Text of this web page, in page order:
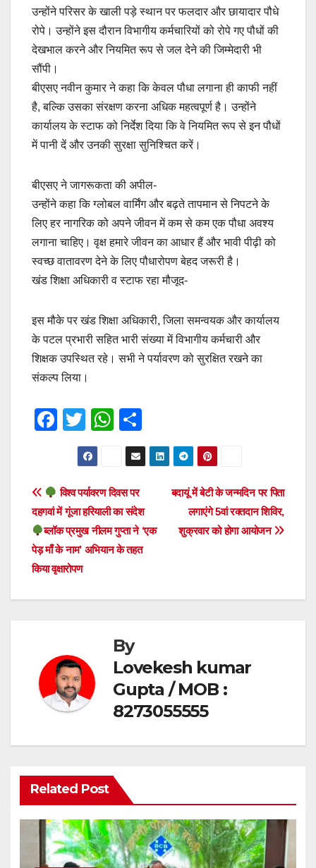
उन्होंने परिसर के खाली पड़े स्थान पर फलदार और छायादार पौधे
रोपे। उन्होंने इस दौरान विभागीय कर्मचारियों को रोपे गए पौधों की
देखभाल करने और नियमित रूप से जल देने की जिम्मेदारी भी
सौंपी।
बीएसए नवीन कुमार ने कहा कि केवल पौधा लगाना ही काफी नहीं
है, बल्कि उसका संरक्षण करना अधिक महत्वपूर्ण है। उन्होंने
कार्यालय के स्टाफ को निर्देश दिया कि वे नियमित रूप से इन पौधों
में पानी दें और उनकी सुरक्षा सुनिश्चित करें।
बीएसए ने जागरूकता की अपील-
उन्होंने कहा कि ग्लोबल वार्मिंग और बढ़ते तापमान से निपटने के
लिए हर नागरिक को अपने जीवन में कम से कम एक पौधा अवश्य
लगाना चाहिए। वृक्ष हमारे जीवन का आधार हैं और भावी पीढ़ी को
स्वच्छ वातावरण देने के लिए पौधारोपण बेहद जरूरी है।
खंड शिक्षा अधिकारी व स्टाफ रहा मौजूद-
इस मौके पर खंड शिक्षा अधिकारी, जिला समन्वयक और कार्यालय
के पटल प्रभारी सहित भारी संख्या में विभागीय कर्मचारी और
शिक्षक उपस्थित रहे। सभी ने पर्यावरण को सुरक्षित रखने का
संकल्प लिया।
F
e
b
o
o
k
T
wi
tt
er
W
h
at
s
A
p
p
h
ar
Post
navigation
बदायूं में बेटी के जन्मदिन पर पिता
लगाएंगे 5वां रक्तदान शिविर,
शुक्रवार को होगा आयोजन
विश्व पर्यावरण दिवस पर
दहगवां में गूंजा हरियाली का संदेश
ब्लॉक प्रमुख नीलम गुप्ता ने ‘एक
पेड़ माँ के नाम’ अभियान के तहत
किया वृक्षारोपण
By
Lovekesh kumar
Gupta / MOB :
8273055555
Related Post